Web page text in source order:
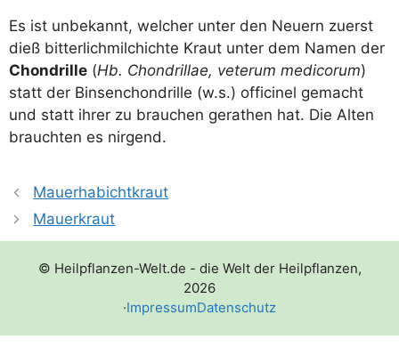
Es ist unbe­kannt, wel­cher unter den Neu­ern zuerst
dieß bit­ter­lich­mil­chich­te Kraut unter dem Namen der
Chond­ril­le (Hb. Chond­ril­lae, vete­r­um med­icorum)
statt der Bin­sen­chond­ril­le (w.s.) offi­ci­nel gemacht
und statt ihrer zu brau­chen gera­then hat. Die Alten
brauch­ten es nirgend.
Mauerhabichtkraut
Mauerkraut
© Heilpflanzen-Welt.de - die Welt der Heilpflanzen,
2026
·ImpressumDatenschutz